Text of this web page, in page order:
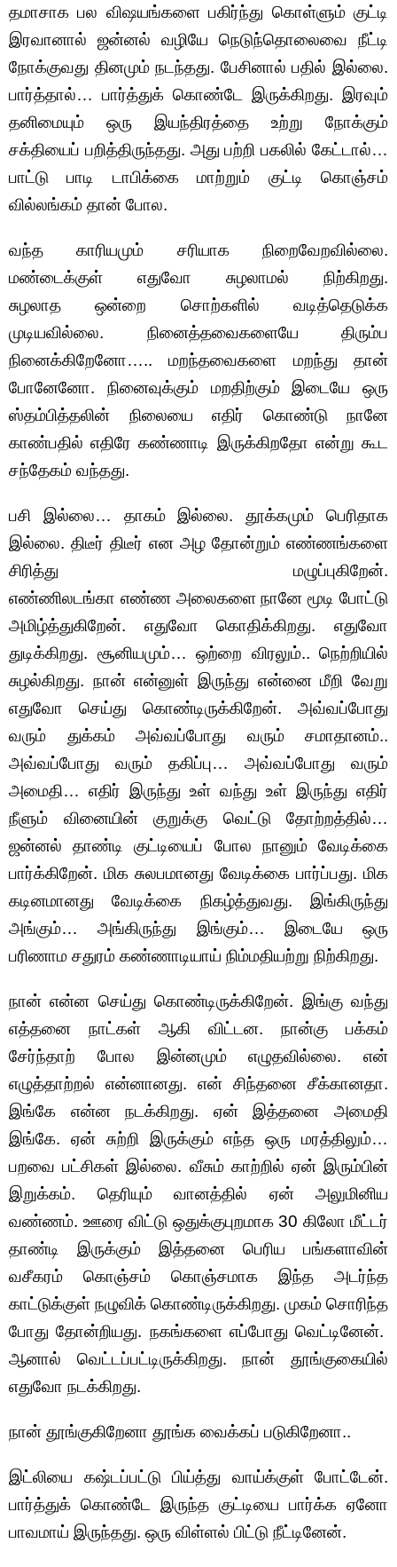
தமாசாக பல விஷயங்களை பகிர்ந்து கொள்ளும் குட்டி
இரவானால் ஜன்னல் வழியே நெடுந்தொலைவை நீட்டி
நோக்குவது தினமும் நடந்தது. பேசினால் பதில் இல்லை.
பார்த்தால்… பார்த்துக் கொண்டே இருக்கிறது. இரவும்
தனிமையும் ஒரு இயந்திரத்தை உற்று நோக்கும்
சக்தியைப் பறித்திருந்தது. அது பற்றி பகலில் கேட்டால்…
பாட்டு பாடி டாபிக்கை மாற்றும் குட்டி கொஞ்சம்
வில்லங்கம் தான் போல.
வந்த காரியமும் சரியாக நிறைவேறவில்லை.
மண்டைக்குள் எதுவோ சுழலாமல் நிற்கிறது.
சுழலாத ஒன்றை சொற்களில் வடித்தெடுக்க
முடியவில்லை. நினைத்தவைகளையே திரும்ப
நினைக்கிறேனோ….. மறந்தவைகளை மறந்து தான்
போனேனோ. நினைவுக்கும் மறதிற்கும் இடையே ஒரு
ஸ்தம்பித்தலின் நிலையை எதிர் கொண்டு நானே
காண்பதில் எதிரே கண்ணாடி இருக்கிறதோ என்று கூட
சந்தேகம் வந்தது.
பசி இல்லை… தாகம் இல்லை. தூக்கமும் பெரிதாக
இல்லை. திடீர் திடீர் என அழ தோன்றும் எண்ணங்களை
சிரித்து மழுப்புகிறேன்.
எண்ணிலடங்கா எண்ண அலைகளை நானே மூடி போட்டு
அமிழ்த்துகிறேன். எதுவோ கொதிக்கிறது. எதுவோ
துடிக்கிறது. சூனியமும்… ஒற்றை விரலும்.. நெற்றியில்
சுழல்கிறது. நான் என்னுள் இருந்து என்னை மீறி வேறு
எதுவோ செய்து கொண்டிருக்கிறேன். அவ்வப்போது
வரும் துக்கம் அவ்வப்போது வரும் சமாதானம்..
அவ்வப்போது வரும் தகிப்பு… அவ்வப்போது வரும்
அமைதி… எதிர் இருந்து உள் வந்து உள் இருந்து எதிர்
நீளும் வினையின் குறுக்கு வெட்டு தோற்றத்தில்…
ஜன்னல் தாண்டி குட்டியைப் போல நானும் வேடிக்கை
பார்க்கிறேன். மிக சுலபமானது வேடிக்கை பார்ப்பது. மிக
கடினமானது வேடிக்கை நிகழ்த்துவது. இங்கிருந்து
அங்கும்… அங்கிருந்து இங்கும்… இடையே ஒரு
பரிணாம சதுரம் கண்ணாடியாய் நிம்மதியற்று நிற்கிறது.
நான் என்ன செய்து கொண்டிருக்கிறேன். இங்கு வந்து
எத்தனை நாட்கள் ஆகி விட்டன. நான்கு பக்கம்
சேர்ந்தாற் போல இன்னமும் எழுதவில்லை. என்
எழுத்தாற்றல் என்னானது. என் சிந்தனை சீக்கானதா.
இங்கே என்ன நடக்கிறது. ஏன் இத்தனை அமைதி
இங்கே. ஏன் சுற்றி இருக்கும் எந்த ஒரு மரத்திலும்…
பறவை பட்சிகள் இல்லை. வீசும் காற்றில் ஏன் இரும்பின்
இறுக்கம். தெரியும் வானத்தில் ஏன் அலுமினிய
வண்ணம். ஊரை விட்டு ஒதுக்குபுறமாக 30 கிலோ மீட்டர்
தாண்டி இருக்கும் இத்தனை பெரிய பங்களாவின்
வசீகரம் கொஞ்சம் கொஞ்சமாக இந்த அடர்ந்த
காட்டுக்குள் நழுவிக் கொண்டிருக்கிறது. முகம் சொரிந்த
போது தோன்றியது. நகங்களை எப்போது வெட்டினேன்.
ஆனால் வெட்டப்பட்டிருக்கிறது. நான் தூங்குகையில்
எதுவோ நடக்கிறது.
நான் தூங்குகிறேனா தூங்க வைக்கப் படுகிறேனா..
இட்லியை கஷ்டப்பட்டு பிய்த்து வாய்க்குள் போட்டேன்.
பார்த்துக் கொண்டே இருந்த குட்டியை பார்க்க ஏனோ
பாவமாய் இருந்தது. ஒரு விள்ளல் பிட்டு நீட்டினேன்.